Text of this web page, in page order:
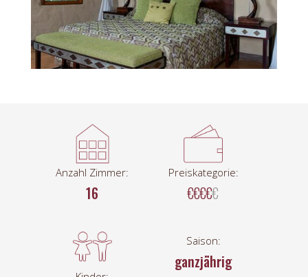
Anzahl Zimmer:
16
Preiskategorie:
€€€€€
Saison:
ganzjährig